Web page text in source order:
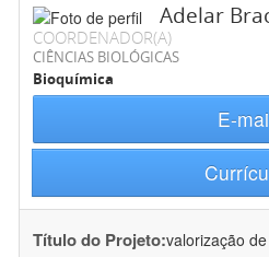
Adelar
COORDENADOR(A)
CIÊNCIAS BIOLÓGICAS
Bioquímica
E-
Título do Projeto:valorização